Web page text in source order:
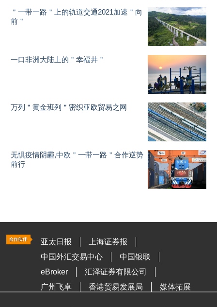
＂一带一路＂上的轨道交通2021加速＂向
前＂
一口非洲大陆上的＂幸福井＂
万列＂黄金班列＂密织亚欧贸易之网
无惧疫情阴霾,中欧＂一带一路＂合作逆势
前行
亚太日报
上海证券报
中国外汇交易中心
中国银联
eBroker
汇泽证券有限公司
广州飞卓
香港贸易发展局 媒体拓展